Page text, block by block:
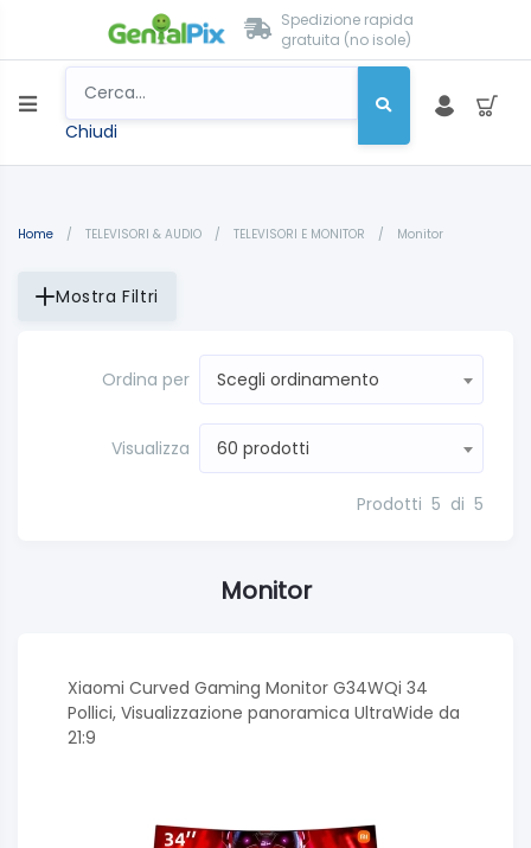
Spedizione rapida
gratuita (no isole)
Chiudi
Home / TELEVISORI & AUDIO / TELEVISORI E MONITOR / Monitor
Mostra Filtri
Ordina per Scegli ordinamento
Visualizza 60 prodotti
Prodotti 5 di 5
Monitor
Xiaomi Curved Gaming Monitor G34WQi 34
Pollici, Visualizzazione panoramica UltraWide da
21:9